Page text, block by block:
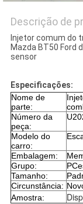
Descrição de
Injetor comum do
Mazda BT50 Ford
sensor
Especificações:
Nome de
parte:
Número da
peça:
Modelo do
carro:
Embalagem:
Grupo:
Tamanho:
Circunstância:
Amostra: